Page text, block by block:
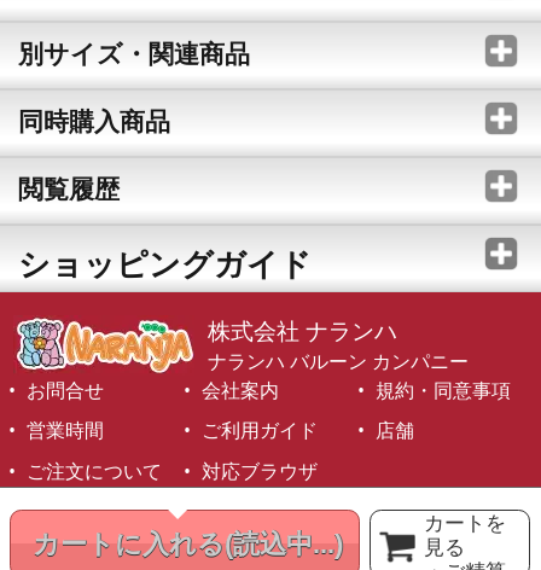
カートに入れる(読込中...)
カートを
見る
別サイズ・関連商品
同時購入商品
閲覧履歴
ショッピングガイド
株式会社 ナランハ
ナランハ バルーン カンパニー
お問合せ
会社案内
規約・同意事項
営業時間
ご利用ガイド
店舗
ご注文について
対応ブラウザ
©1999-2026 NARANJA Inc. All Rights Reserved.